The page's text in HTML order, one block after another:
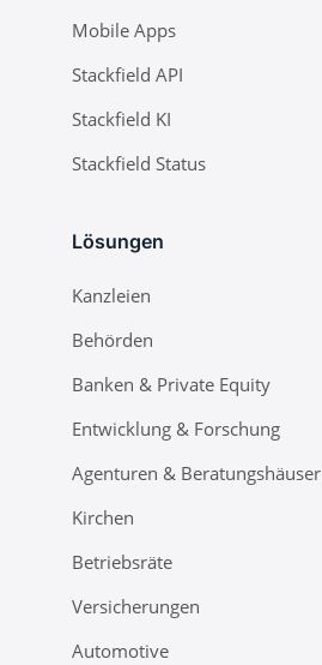
Mobile Apps
Stackfield API
Stackfield KI
Stackfield Status
Lösungen
Kanzleien
Behörden
Banken & Private Equity
Entwicklung & Forschung
Agenturen & Beratungshäuser
Kirchen
Betriebsräte
Versicherungen
Automotive